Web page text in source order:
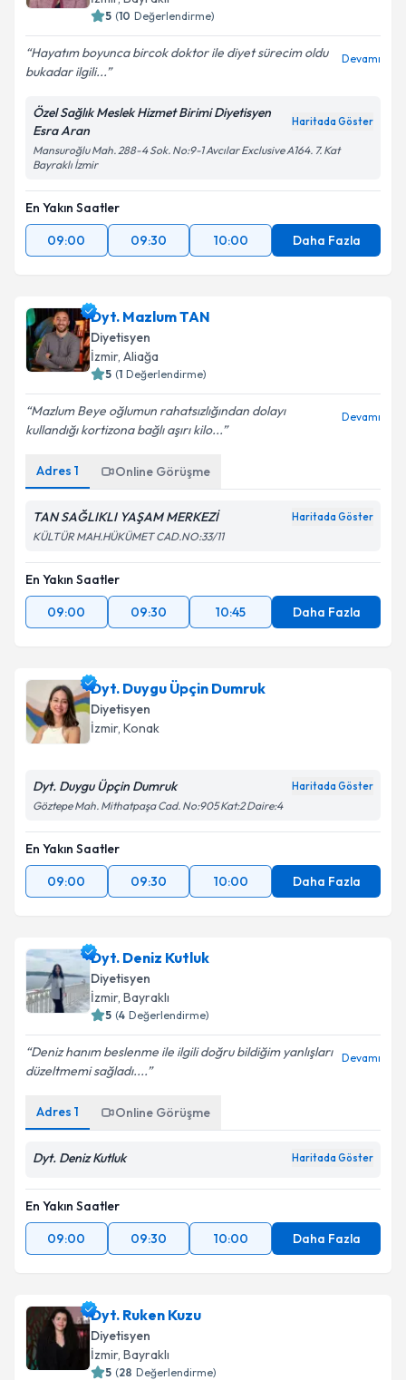
Kişisel verilerimin işlenmesine ilişkin
kapsamda işlenmesini kabul ediyorum.
5 (10 Değerlendirme)
Hayatım boyunca bircok doktor ile diyet sürecim oldu
bukadar ilgili...
Devamı
Özel Sağlık Meslek Hizmet Birimi Diyetisyen
Esra Aran
Haritada Göster
Mansuroğlu Mah. 288-4 Sok. No:9-1 Avcılar Exclusive A164. 7. Kat
Bayraklı İzmir
En Yakın Saatler
09:00
09:30 10:00 Daha Fazla
Dyt. Mazlum TAN
Diyetisyen
İzmir, Aliağa
5 (1 Değerlendirme)
Mazlum Beye oğlumun rahatsızlığından dolayı
kullandığı kortizona bağlı aşırı kilo...
Devamı
Adres 1 Online Görüşme
TAN SAĞLIKLI YAŞAM MERKEZİ Haritada Göster
KÜLTÜR MAH.HÜKÜMET CAD.NO:33/11
En Yakın Saatler
09:00
09:30 10:45 Daha Fazla
Dyt. Duygu Üpçin Dumruk
Diyetisyen
İzmir, Konak
Dyt. Duygu Üpçin Dumruk Haritada Göster
Göztepe Mah. Mithatpaşa Cad. No:905 Kat:2 Daire:4
En Yakın Saatler
09:00
09:30 10:00 Daha Fazla
Dyt. Deniz Kutluk
Diyetisyen
İzmir, Bayraklı
5 (4 Değerlendirme)
Deniz hanım beslenme ile ilgili doğru bildiğim yanlışları
düzeltmemi sağladı....
Devamı
Adres 1 Online Görüşme
Dyt. Deniz Kutluk Haritada Göster
En Yakın Saatler
09:00
09:30 10:00 Daha Fazla
Dyt. Ruken Kuzu
Diyetisyen
İzmir, Bayraklı
5 (28 Değerlendirme)